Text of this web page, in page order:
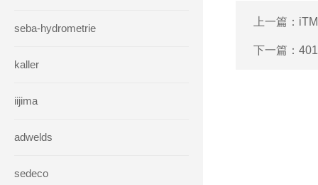
seba-hydrometrie
kaller
iijima
adwelds
sedeco
上一篇：
下一篇：